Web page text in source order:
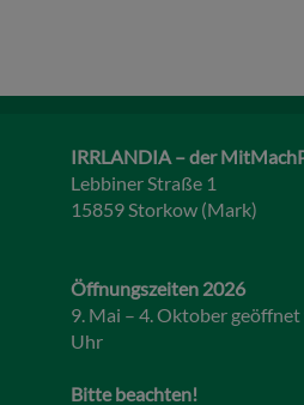
IRRLANDIA – der
Lebbiner Straße 1
15859 Storkow (Mark)
Öffnungszeiten 2026
9. Mai – 4. Oktober
Uhr
Bitte beachten!